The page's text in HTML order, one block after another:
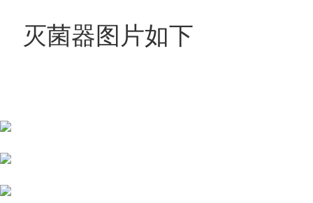
灭菌器图片如下